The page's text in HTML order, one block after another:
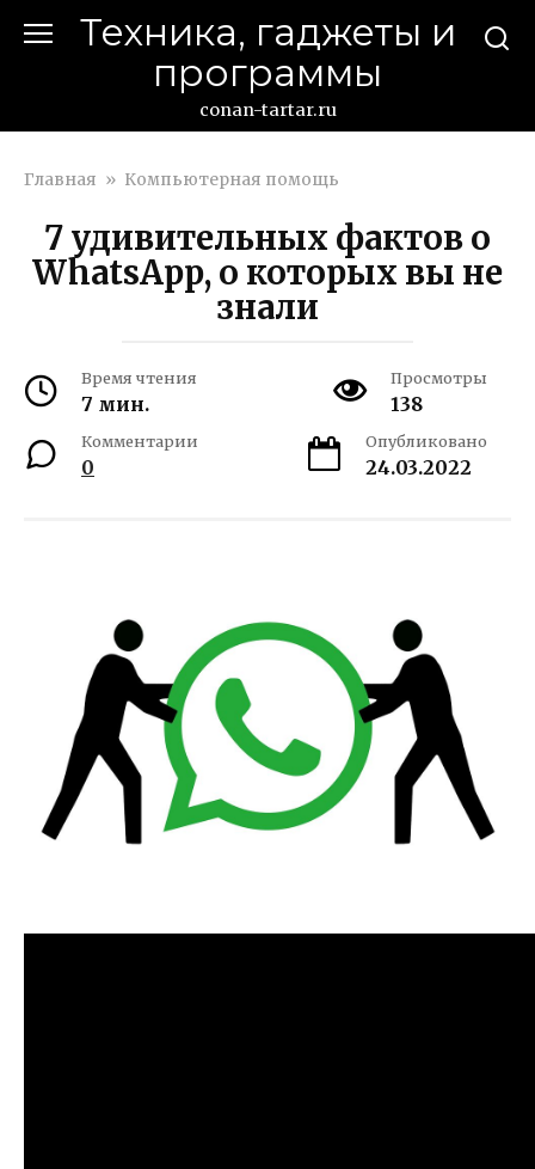
ПерейтиТехника, гаджеты и
программы
conan-tartar.ru
Главная » Компьютерная помощь
7 удивительных фактов о
WhatsApp, о которых вы не
знали
Время чтения
7 мин.
Просмотры
138
Комментарии
0
Опубликовано
24.03.2022